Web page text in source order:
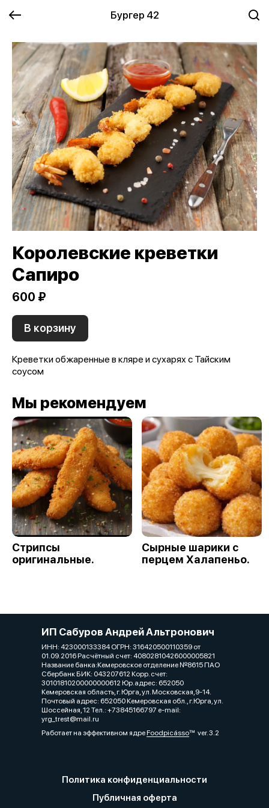
Бургер 42
Королевские креветки
Сапиро
600 ₽
В корзину
Креветки обжаренные в кляре и сухарях с Тайским
соусом
Мы рекомендуем
Стрипсы
оригинальные.
Сырные шарики с
перцем Халапеньо.
ИП Сабуров Андрей Альтронович
ИНН: 423000133384 ОГРН: 316420500110359 от
01.09.2016 Расчётный счет: 40802810426000005821
Название банка:Кемеровское отделение №8615 ПАО
Сбербанк БИК: 043207612 Корр. счет:
30101810200000000612 Юр.адрес: 652050
Кемеровская область, г. Юрга, ул. Московская,9-14.
Почтовый адрес: 652050 Кемеровская обл., г.Юрга, ул.
Шоссейная, 12 Тел.: +73845166797 e-mail:
yrg_trest@mail.ru
Работает на эффективном ядреFoodpicássover. 3.2
Политика конфиденциальности
Публичная оферта